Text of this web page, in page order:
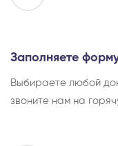
Заполняете
Выбираете любой
звоните нам на